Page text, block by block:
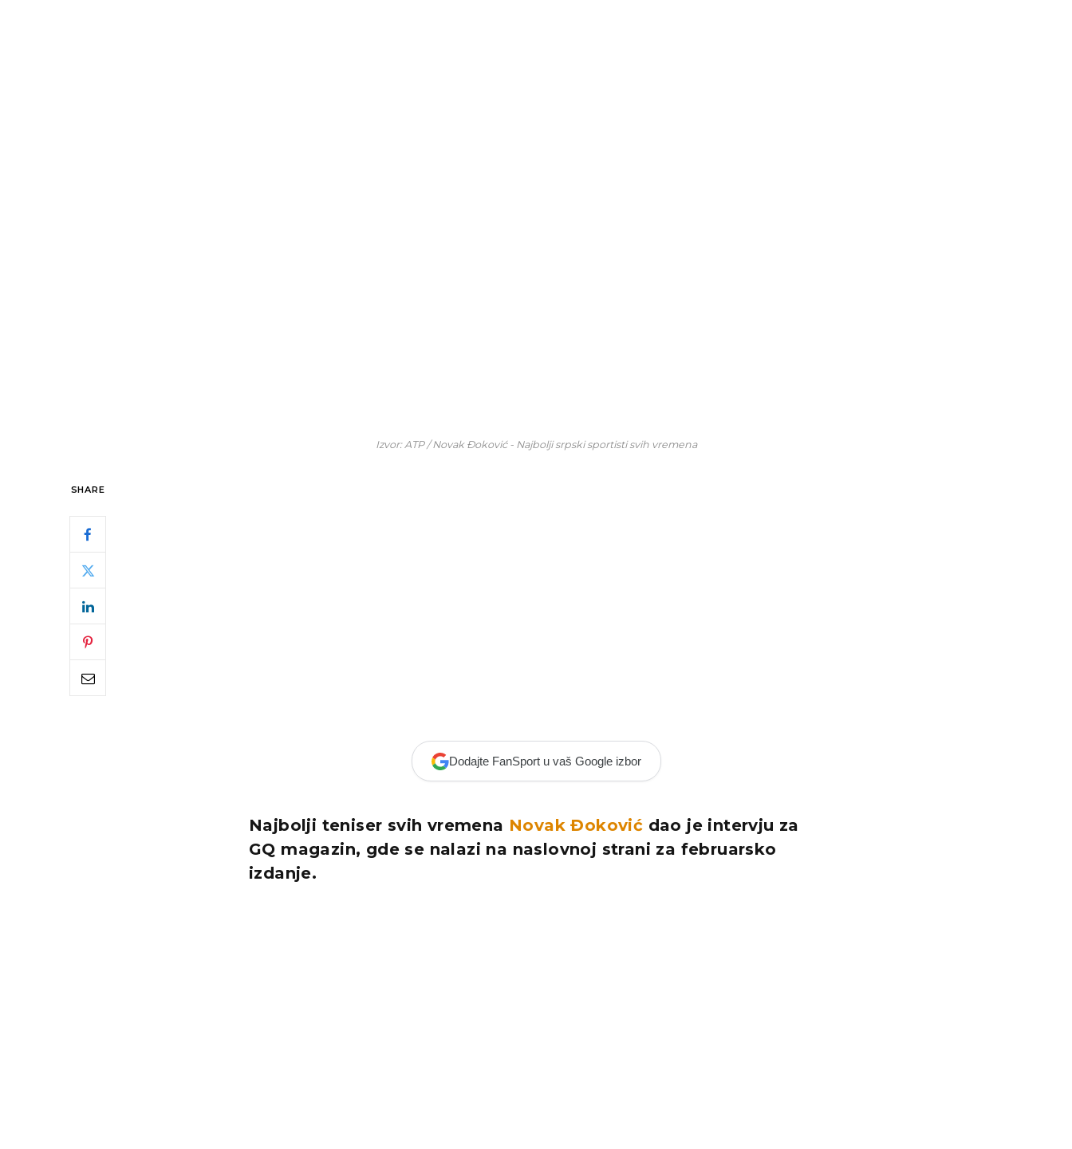
Izvor: ATP / Novak Đoković - Najbolji srpski sportisti svih vremena
SHARE
Dodajte FanSport u vaš Google izbor
Najbolji teniser svih vremena Novak Đoković dao je intervju za
GQ magazin, gde se nalazi na naslovnoj strani za februarsko
izdanje.